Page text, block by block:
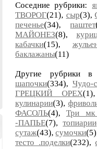
Соседние рубрики:
ТВОРОГ(21), сыр(3),
печенье(34),паштет
МАЙОНЕЗ(8),
кабачки(15),
баклажаны(11)
Другие рубрики
шапочки(334), Чудо-
ГРЕЦКИЙ ОРЕХ
кулинарии(3),
ФАСОЛЬ(4),Три мк
-ПАПЬЕ(7),топиарии
сутаж(43),сумочки
тесто .поделки(232),